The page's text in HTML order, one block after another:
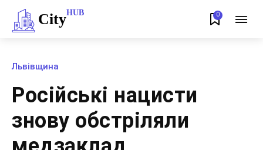
CityHUB 0
Львівщина
Російські нацисти
знову обстріляли